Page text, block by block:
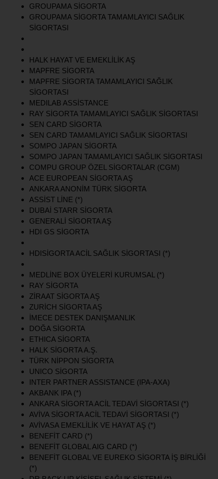
GROUPAMA SİGORTA
GROUPAMA SİGORTA TAMAMLAYICI SAĞLIK
SİGORTASI
HALK HAYAT VE EMEKLİLİK AŞ
MAPFRE SİGORTA
MAPFRE SİGORTA TAMAMLAYICI SAĞLIK
SİGORTASI
MEDILAB ASSİSTANCE
RAY SİGORTA TAMAMLAYICI SAĞLIK SİGORTASI
SEN CARD SİGORTA
SEN CARD TAMAMLAYICI SAĞLIK SİGORTASI
SOMPO JAPAN SİGORTA
SOMPO JAPAN TAMAMLAYICI SAĞLIK SİGORTASI
COMPU GROUP ÖZEL SİGORTALAR (CGM)
ACE EUROPEAN SİGORTA AŞ
ANKARA ANONİM TÜRK SİGORTA
ASSİST LİNE (*)
DUBAİ STARR SİGORTA
GENERALİ SİGORTA AŞ
HDI GS SİGORTA
HDISİGORTA ACİL SAĞLIK SİGORTASI (*)
MEDLİNE BOX ÜYELERİ KURUMSAL (*)
RAY SİGORTA
ZİRAAT SİGORTA AŞ
ZURİCH SİGORTA AŞ
İMECE DESTEK DANIŞMANLIK
DOĞA SİGORTA
ETHICA SİGORTA
HALK SİGORTA A.Ş.
TÜRK NİPPON SİGORTA
UNICO SİGORTA
INTER PARTNER ASSISTANCE (IPA-AXA)
AKBANK IPA (*)
ANKARA SİGORTA ACİL TEDAVİ SİGORTASI (*)
AVİVA SİGORTA ACİL TEDAVİ SİGORTASI (*)
AVİVASA EMEKLİLİK VE HAYAT AŞ (*)
BENEFİT CARD (*)
BENEFİT GLOBAL AIG CARD (*)
BENEFİT GLOBAL VE EUREKO SİGORTA İŞ BİRLİĞİ
(*)